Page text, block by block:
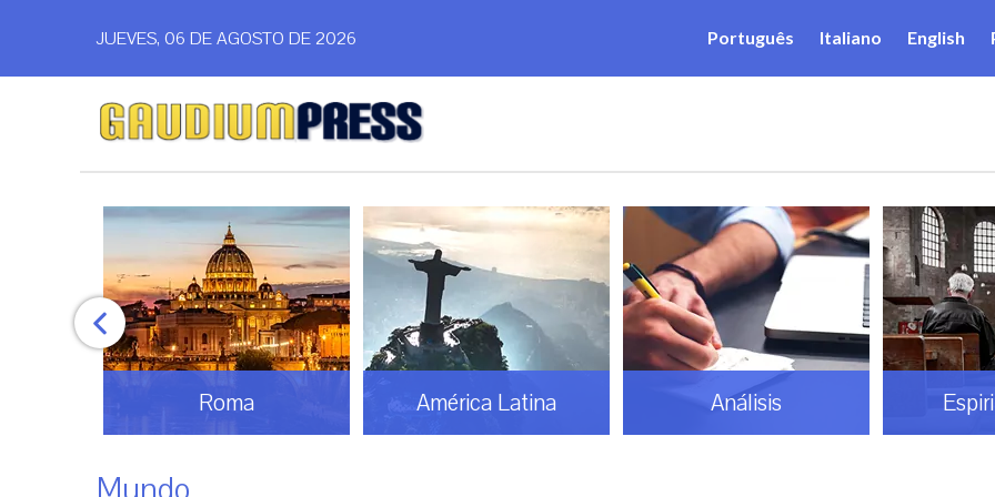
JUEVES, 06 DE AGOSTO DE 2026 Português Italiano English
América Latina Análisis Espiritualidad